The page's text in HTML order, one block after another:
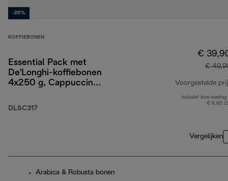
-20%
KOFFIEBONEN
Essential Pack met
De'Longhi-koffiebonen
4x250 g, Cappuccino-
waterfilter
DLSC317
€
€
Voorgestelde
Inclusief btw-bedrag
€ 6,92
Vergelijken
Arabica & Robusta bonen